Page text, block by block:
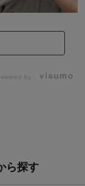
by
ら探す